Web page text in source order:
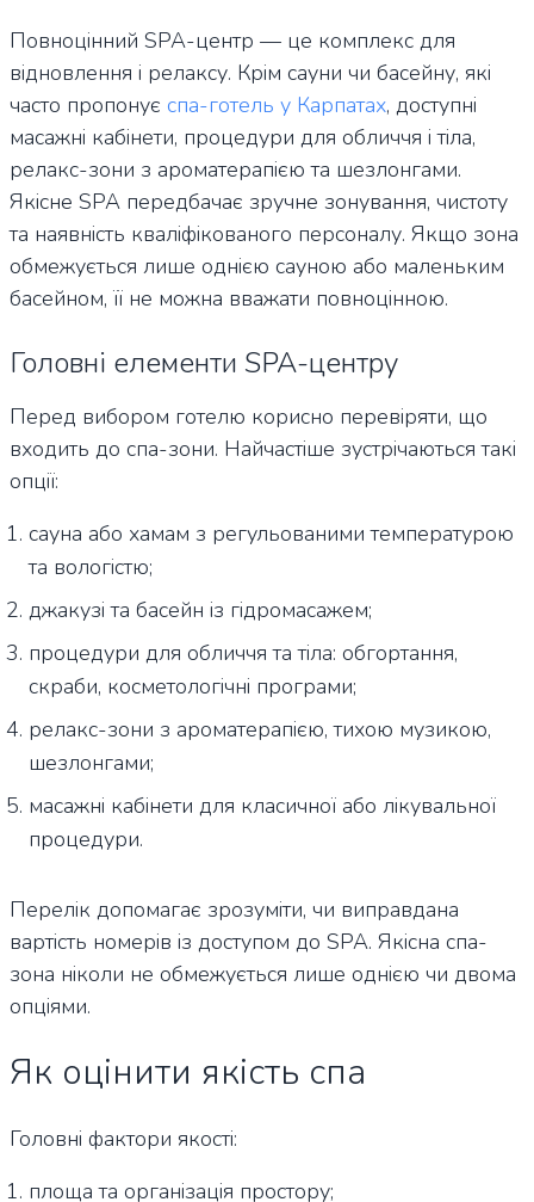
Повноцінний SPA-центр — це комплекс для
відновлення і релаксу. Крім сауни чи басейну, які
часто пропонує спа-готель у Карпатах, доступні
масажні кабінети, процедури для обличчя і тіла,
релакс-зони з ароматерапією та шезлонгами.
Якісне SPA передбачає зручне зонування, чистоту
та наявність кваліфікованого персоналу. Якщо зона
обмежується лише однією сауною або маленьким
басейном, її не можна вважати повноцінною.
Головні елементи SPA-центру
Перед вибором готелю корисно перевіряти, що
входить до спа-зони. Найчастіше зустрічаються такі
опції:
сауна або хамам з регульованими температурою
та вологістю;
джакузі та басейн із гідромасажем;
процедури для обличчя та тіла: обгортання,
скраби, косметологічні програми;
релакс-зони з ароматерапією, тихою музикою,
шезлонгами;
масажні кабінети для класичної або лікувальної
процедури.
Перелік допомагає зрозуміти, чи виправдана
вартість номерів із доступом до SPA. Якісна спа-
зона ніколи не обмежується лише однією чи двома
опціями.
Як оцінити якість спа
Головні фактори якості:
площа та організація простору;